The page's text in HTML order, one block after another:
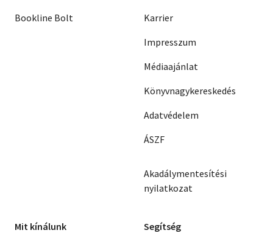
Bookline Bolt
Karrier
Impresszum
Médiaajánlat
Könyvnagykereskedés
Adatvédelem
ÁSZF
Akadálymentesítési
nyilatkozat
Mit kínálunk Segítség